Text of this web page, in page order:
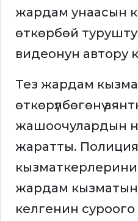
жардам унаасын
өткөрбөй
видеонун автору
Тез жардам
өткөрүлбөгөнү
жашоочулардын
жаратты. Полиция
жардам
келгенин суроого